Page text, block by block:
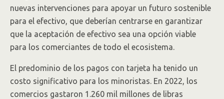
nuevas intervenciones para apoyar un futuro sostenible
para el efectivo, que deberían centrarse en garantizar
que la aceptación de efectivo sea una opción viable
para los comerciantes de todo el ecosistema.
El predominio de los pagos con tarjeta ha tenido un
costo significativo para los minoristas. En 2022, los
comercios gastaron 1.260 mil millones de libras